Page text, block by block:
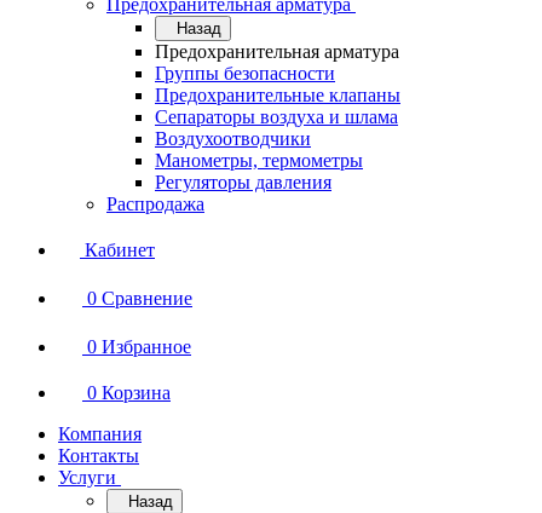
Предохранительная арматура
Назад
Предохранительная арматура
Группы безопасности
Предохранительные клапаны
Сепараторы воздуха и шлама
Воздухоотводчики
Манометры, термометры
Регуляторы давления
Распродажа
Кабинет
0 Сравнение
0 Избранное
0 Корзина
Компания
Контакты
Услуги
Назад